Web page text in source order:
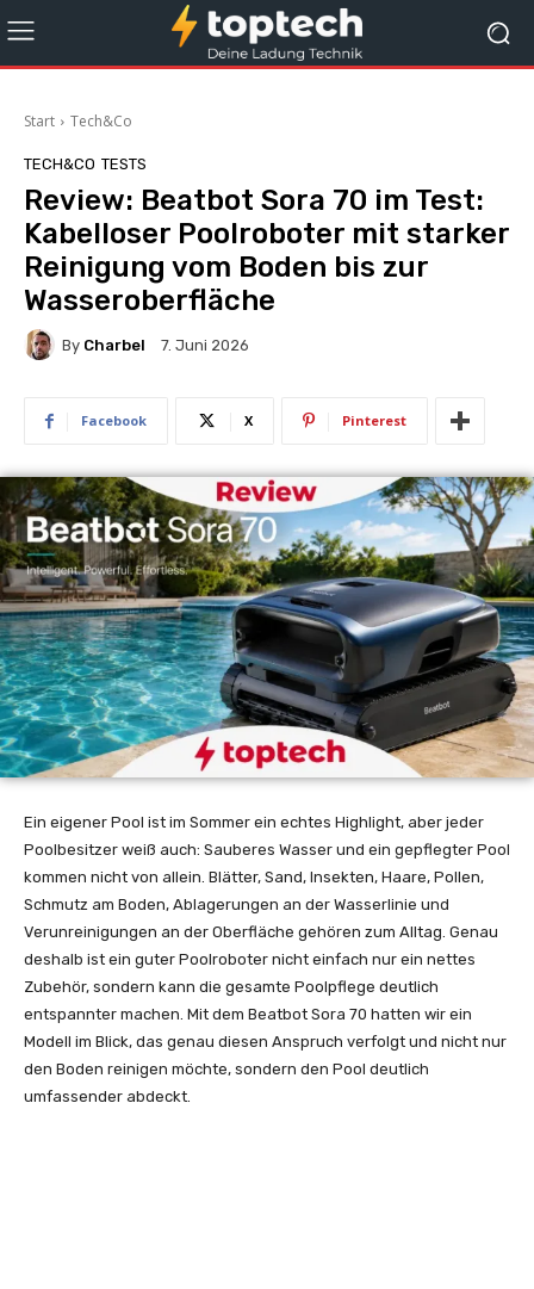
Start Tech&Co
TECH&CO TESTS
Review: Beatbot Sora 70 im Test:
Kabelloser Poolroboter mit starker
Reinigung vom Boden bis zur
Wasseroberfläche
By Charbel 7. Juni 2026
Facebook X Pinterest
Ein eigener Pool ist im Sommer ein echtes Highlight, aber jeder
Poolbesitzer weiß auch: Sauberes Wasser und ein gepflegter Pool
kommen nicht von allein. Blätter, Sand, Insekten, Haare, Pollen,
Schmutz am Boden, Ablagerungen an der Wasserlinie und
Verunreinigungen an der Oberfläche gehören zum Alltag. Genau
deshalb ist ein guter Poolroboter nicht einfach nur ein nettes
Zubehör, sondern kann die gesamte Poolpflege deutlich
entspannter machen. Mit dem Beatbot Sora 70 hatten wir ein
Modell im Blick, das genau diesen Anspruch verfolgt und nicht nur
den Boden reinigen möchte, sondern den Pool deutlich
umfassender abdeckt.